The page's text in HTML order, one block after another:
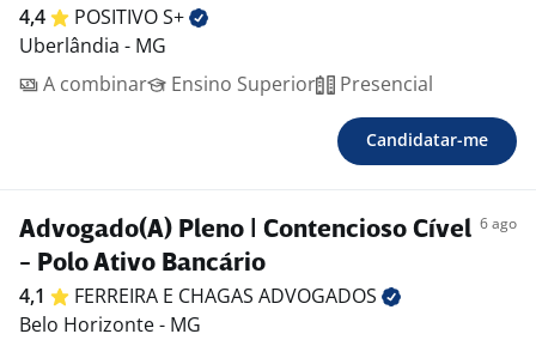
4,4 POSITIVOS+
Uberlândia - MG
A combinar
Ensino Superior Presencial
Candidatar-me
Advogado(A) Pleno | Contencioso Cível
- Polo Ativo Bancário
6 ago
4,1 FERREIRA E CHAGAS ADVOGADOS
Belo Horizonte - MG